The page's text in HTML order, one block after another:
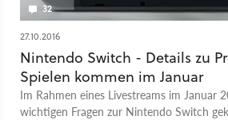
32
27.10.2016
Nintendo Switch - Details zu
Spielen kommen im Januar
Im Rahmen eines Livestreams im Januar
wichtigen Fragen zur Nintendo Switch